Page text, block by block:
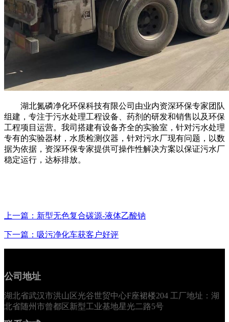
湖北氮磷净化环保科技有限公司由业内资深环保专家团队
组建，专注于污水处理工程设备、药剂的研发和销售以及环保
工程项目运营。我司搭建有设备齐全的实验室，针对污水处理
专有的实验器材，水质检测仪器，针对污水厂现有问题，以数
据为依据，资深环保专家提供可操作性解决方案以保证污水厂
稳定运行，达标排放。
上一篇：新型无色复合碳源-液体乙酸钠
下一篇：吸污净化车获客户好评
公司地址
湖北省武汉市洪山区光谷世贸中心F座裙楼204 工厂地址：湖
北省随州市曾都区新型工业基地星光二路5号